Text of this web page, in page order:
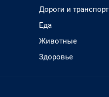
Дороги и транспорт
Еда
Животные
Здоровье